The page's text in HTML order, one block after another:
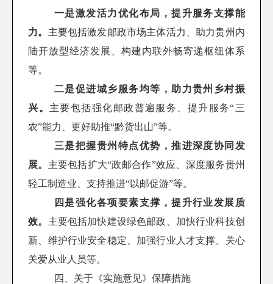
一是激发活力优化布局，提升服务支撑能
力。 主要包括激发邮政市场主体活力、助力贵州内
陆开放型经济发展、构建内联外畅寄递枢纽体系
等。
二是促进城乡服务均等，助力贵州乡村振
兴。 主要包括强化邮政普遍服务、提升服务“三
农”能力、更好助推“黔货出山”等。
三是把握贵州特点优势，推进深度协同发
展。 主要包括扩大“政邮合作”效应、深度服务贵州
轻工制造业、支持推进“以邮促游”等。
四是强化各项要素支撑，提升行业发展质
效。 主要包括加快建设绿色邮政、加快行业科技创
新、维护行业安全稳定、加强行业人才支撑、关心
关爱从业人员等。
四、关于《实施意见》保障措施